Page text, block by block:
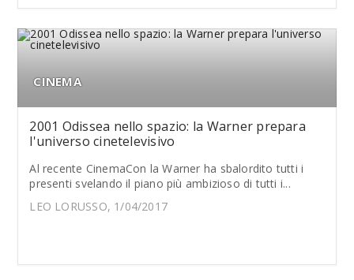
CINEMA
2001 Odissea nello spazio: la Warner prepara
l'universo cinetelevisivo
Al recente CinemaCon la Warner ha sbalordito tutti i
presenti svelando il piano più ambizioso di tutti i...
LEO LORUSSO, 1/04/2017